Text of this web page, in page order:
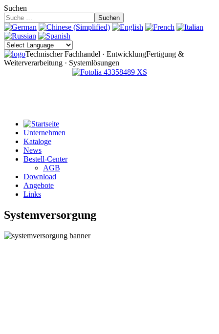
Suchen
Suchen
Technischer Fachhandel · EntwicklungFertigung &
Weiterverarbeitung · Systemlösungen
Unternehmen
Kataloge
News
Bestell-Center
AGB
Download
Angebote
Links
Systemversorgung